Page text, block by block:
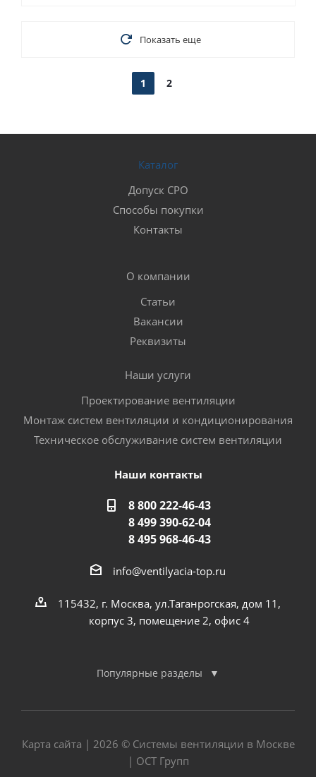
Показать еще
1 2
Каталог
Допуск СРО
Способы покупки
Контакты
О компании
Статьи
Вакансии
Реквизиты
Наши услуги
Проектирование вентиляции
Монтаж систем вентиляции и кондиционирования
Техническое обслуживание систем вентиляции
Наши контакты
8 800 222-46-43
8 499 390-62-04
8 495 968-46-43
info@ventilyacia-top.ru
115432, г. Москва, ул.Таганрогская, дом 11,
корпус 3, помещение 2, офис 4
Популярные разделы
Карта сайта | 2026 © Системы вентиляции в Москве
| ОСТ Групп